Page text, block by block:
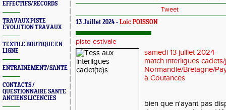
EFFECTIFS/RECORDS
TRAVAUX PISTE
ÉVOLUTION TRAVAUX
TEXTILE BOUTIQUE EN
LIGNE
ENTRAINEMENT/SANTE/JURYS/FORMATIONS
CONTACTS /
QUESTIONNAIRE SANTE
ANCIENS LICENCIES
Tweet
13 Juillet 2024 - Loic POISSON
piste estivale
samedi 13 juillet 2024
match interligues
Normandie/Bretagne/
à Coutances
bien que n'ayant pas